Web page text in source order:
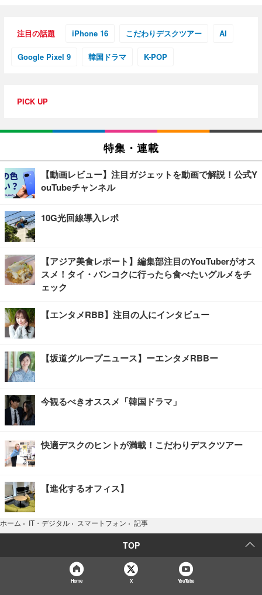
注目の話題 iPhone 16 こだわりデスクツアー AI
Google Pixel 9 韓国ドラマ K-POP
PICK UP
特集・連載
【動画レビュー】注目ガジェットを動画で解説！公式Y
ouTubeチャンネル
10G光回線導入レポ
【アジア美食レポート】編集部注目のYouTuberがオス
スメ！タイ・バンコクに行ったら食べたいグルメをチ
ェック
【エンタメRBB】注目の人にインタビュー
【坂道グループニュース】ーエンタメRBBー
今観るべきオススメ「韓国ドラマ」
快適デスクのヒントが満載！こだわりデスクツアー
【進化するオフィス】
ホーム › IT・デジタル › スマートフォン › 記事
TOP
Home X YouTube